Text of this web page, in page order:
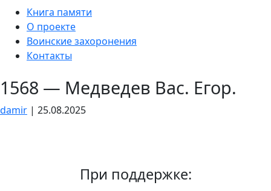
content
Книга памяти
О проекте
Воинские захоронения
Контакты
1568 — Медведев Вас. Егор.
damir | 25.08.2025
При поддержке: